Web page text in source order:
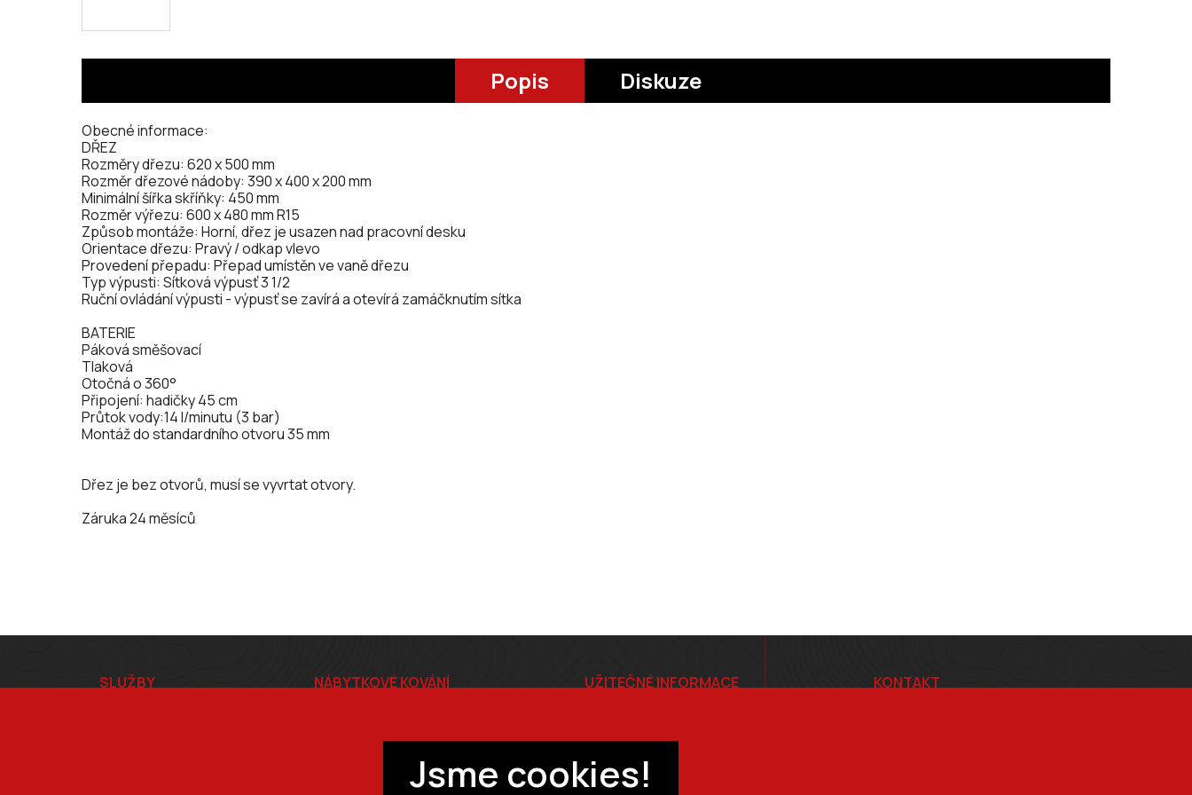
Jsme cookies!
Popis Diskuze
Obecné informace:
DŘEZ
Rozměry dřezu: 620 x 500 mm
Rozměr dřezové nádoby: 390 x 400 x 200 mm
Minimální šířka skříňky: 450 mm
Rozměr výřezu: 600 x 480 mm R15
Způsob montáže: Horní, dřez je usazen nad pracovní desku
Orientace dřezu: Pravý / odkap vlevo
Provedení přepadu: Přepad umístěn ve vaně dřezu
Typ výpusti: Sítková výpusť 3 1/2
Ruční ovládání výpusti - výpusť se zavírá a otevírá zamáčknutím sítka
BATERIE
Páková směšovací
Tlaková
Otočná o 360°
Připojení: hadičky 45 cm
Průtok vody:14 l/minutu (3 bar)
Montáž do standardního otvoru 35 mm
Dřez je bez otvorů, musí se vyvrtat otvory.
Záruka 24 měsíců
Z
SLUŽBY NÁBYTKOVÉ KOVÁNÍ
Příslušenství
UŽITEČNÉ INFORMACE
Ceník
Ochrana osobních údajů
KONTAKT